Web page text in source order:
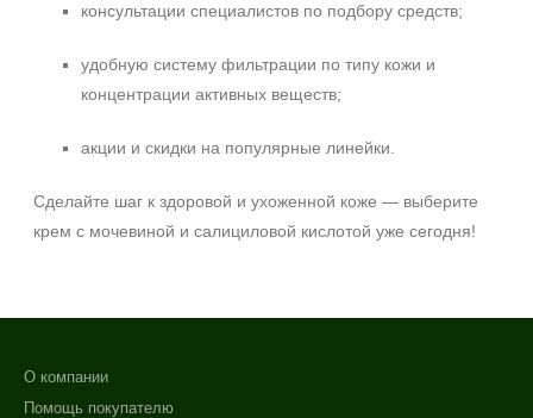
консультации специалистов по подбору средств;
удобную систему фильтрации по типу кожи и
концентрации активных веществ;
акции и скидки на популярные линейки.
Сделайте шаг к здоровой и ухоженной коже — выберите
крем с мочевиной и салициловой кислотой уже сегодня!
О компании
Помощь покупателю